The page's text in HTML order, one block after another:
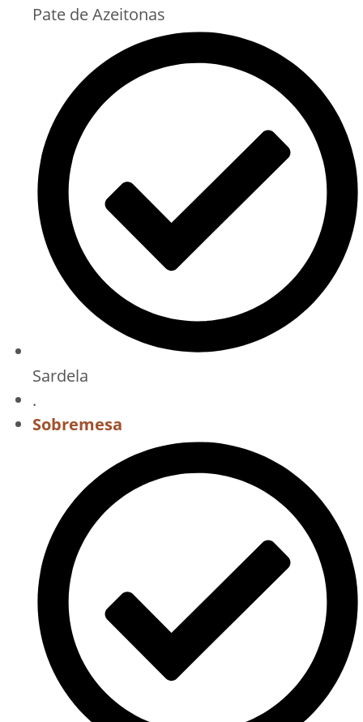
Pate de Azeitonas
Sardela
.
Sobremesa